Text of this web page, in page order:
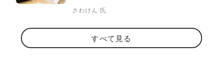
さわけん 氏
すべて見る